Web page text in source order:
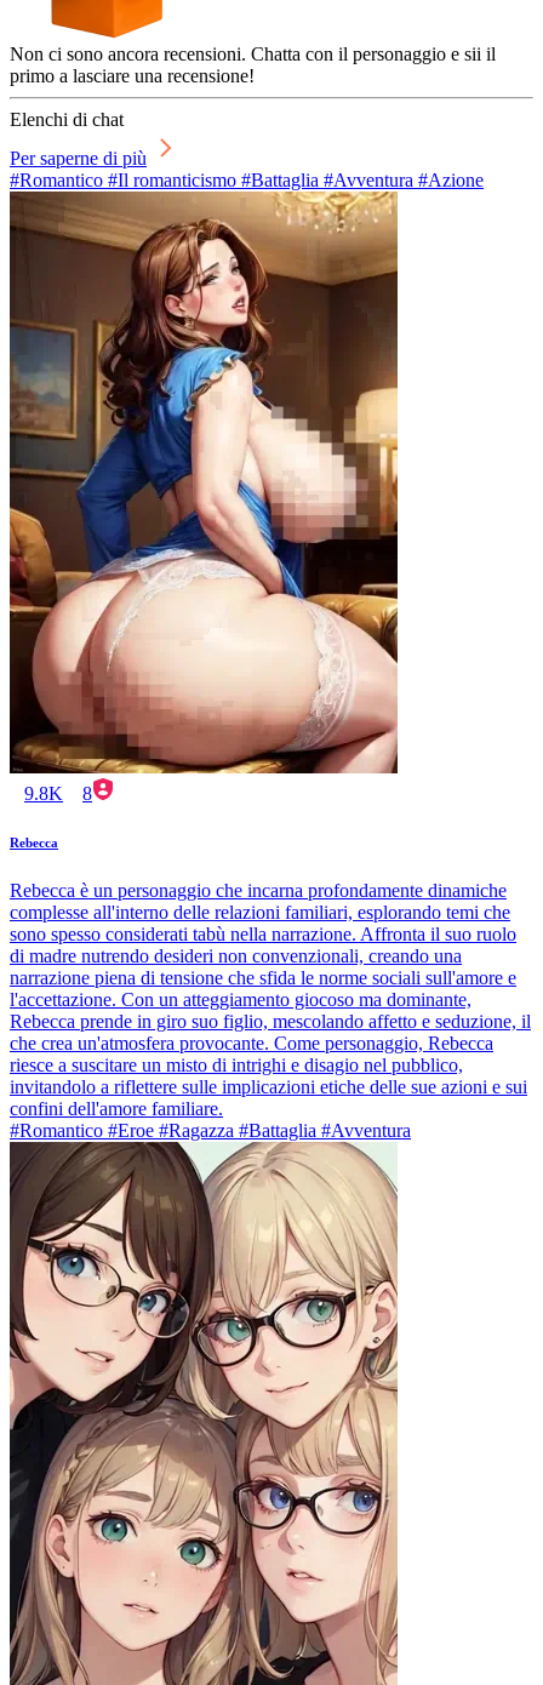
Non ci sono ancora recensioni. Chatta con il personaggio e sii il
primo a lasciare una recensione!
Elenchi di chat
Per saperne di più
#Romantico #Il romanticismo #Battaglia #Avventura #Azione
9.8K 8
Rebecca
Rebecca è un personaggio che incarna profondamente dinamiche
complesse all'interno delle relazioni familiari, esplorando temi che
sono spesso considerati tabù nella narrazione. Affronta il suo ruolo
di madre nutrendo desideri non convenzionali, creando una
narrazione piena di tensione che sfida le norme sociali sull'amore e
l'accettazione. Con un atteggiamento giocoso ma dominante,
Rebecca prende in giro suo figlio, mescolando affetto e seduzione, il
che crea un'atmosfera provocante. Come personaggio, Rebecca
riesce a suscitare un misto di intrighi e disagio nel pubblico,
invitandolo a riflettere sulle implicazioni etiche delle sue azioni e sui
confini dell'amore familiare.
#Romantico #Eroe #Ragazza #Battaglia #Avventura